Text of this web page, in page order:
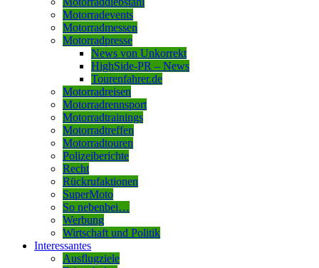
Motorradevents
Motorradmessen
Motorradpresse
News von Unkorrekt
HighSide-PR – News
Tourenfahrer.de
Motorradreisen
Motorradrennsport
Motorradtrainings
Motorradtreffen
Motorradtouren
Polizeiberichte
Recht
Rückrufaktionen
SuperMoto
So nebenbei…
Werbung
Wirtschaft und Politik
Interessantes
Ausflugziele